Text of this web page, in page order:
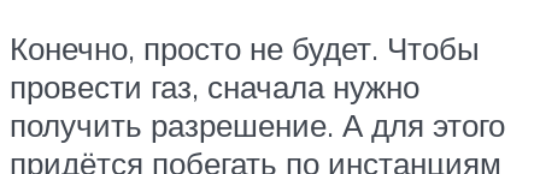
Конечно, просто не будет. Чтобы
провести газ, сначала нужно
получить разрешение. А для этого
придётся побегать по инстанциям